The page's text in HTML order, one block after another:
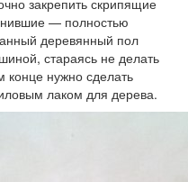
закрепить скрипящие
— полностью
деревянный пол
стараясь не делать
конце нужно сделать
лаком для дерева.